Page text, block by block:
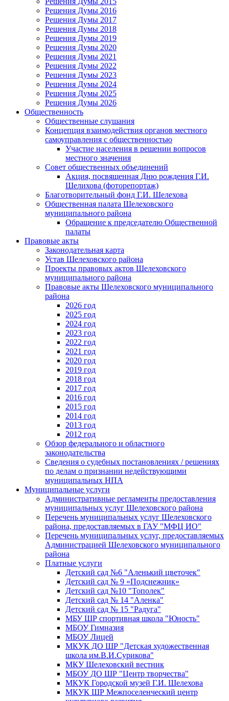
Решения Думы 2016
Решения Думы 2017
Решения Думы 2018
Решения Думы 2019
Решения Думы 2020
Решения Думы 2021
Решения Думы 2022
Решения Думы 2023
Решения Думы 2024
Решения Думы 2025
Решения Думы 2026
Общественность
Общественные слушания
Концепция взаимодействия органов местного
самоуправления с общественностью
Участие населения в решении вопросов
местного значения
Совет общественных объединений
Акция, посвященная Дню рождения Г.И.
Шелихова (фоторепортаж)
Благотворительный фонд Г.И. Шелехова
Общественная палата Шелеховского
муниципального района
Обращение к председателю Общественной
палаты
Правовые акты
Законодательная карта
Устав Шелеховского района
Проекты правовых актов Шелеховского
муниципального района
Правовые акты Шелеховского муниципального
района
2026 год
2025 год
2024 год
2023 год
2022 год
2021 год
2020 год
2019 год
2018 год
2017 год
2016 год
2015 год
2014 год
2013 год
2012 год
Обзор федерального и областного
законодательства
Сведения о судебных постановлениях / решениях
по делам о признании недействующими
муниципальных НПА
Муниципальные услуги
Административные регламенты предоставления
муниципальных услуг Шелеховского района
Перечень муниципальных услуг Шелеховского
района, предоставляемых в ГАУ "МФЦ ИО"
Перечень муниципальных услуг, предоставляемых
Администрацией Шелеховского муниципального
района
Платные услуги
Детский сад №6 "Аленький цветочек"
Детский сад № 9 «Подснежник»
Детский сад №10 "Тополек"
Детский сад № 14 "Аленка"
Детский сад № 15 "Радуга"
МБУ ШР спортивная школа "Юность"
МБОУ Гимназия
МБОУ Лицей
МКУК ДО ШР "Детская художественная
школа им.В.И.Сурикова"
МКУ Шелеховский вестник
МБОУ ДО ШР "Центр творчества"
МКУК Городской музей Г.И. Шелехова
МКУК ШР Межпоселенческий центр